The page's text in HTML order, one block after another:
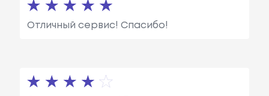
Отличный сервис! Спасибо!